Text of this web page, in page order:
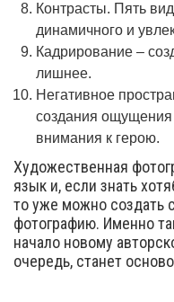
Контрасты. Пять
динамичного и
Кадрирование –
лишнее.
Негативное
создания ощущения
внимания к герою.
Художественная
язык и, если знать
то уже можно создать
фотографию. Именно
начало новому
очередь, станет